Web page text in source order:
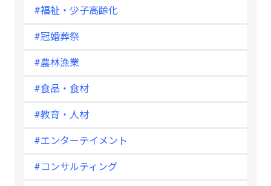
#福祉・少子高齢化
#冠婚葬祭
#農林漁業
#食品・食材
#教育・人材
#エンターテイメント
#コンサルティング